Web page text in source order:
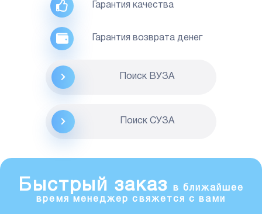
Гарантия качества
Гарантия возврата денег
Поиск ВУЗА
Поиск CУЗА
Быстрый заказ
в ближайшее
время менеджер свяжется с вами